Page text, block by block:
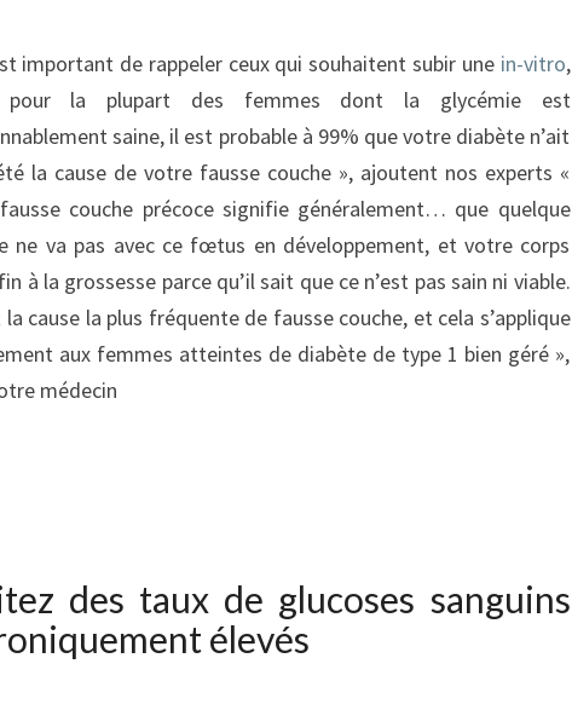
important de rappeler ceux qui souhaitent subir une in-vitro,
pour la plupart des femmes dont la glycémie est
saine, il est probable à 99% que votre diabète n’ait
la cause de votre fausse couche », ajoutent nos experts «
couche précoce signifie généralement… que quelque
ne va pas avec ce fœtus en développement, et votre corps
à la grossesse parce qu’il sait que ce n’est pas sain ni viable.
la cause la plus fréquente de fausse couche, et cela s’applique
aux femmes atteintes de diabète de type 1 bien géré »,
médecin
des taux de glucoses sanguins
élevés